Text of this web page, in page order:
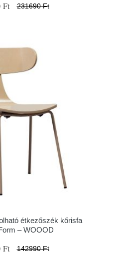
Ft 231690 Ft
étkezőszék kőrisfa
– WOOOD
Ft 142990 Ft